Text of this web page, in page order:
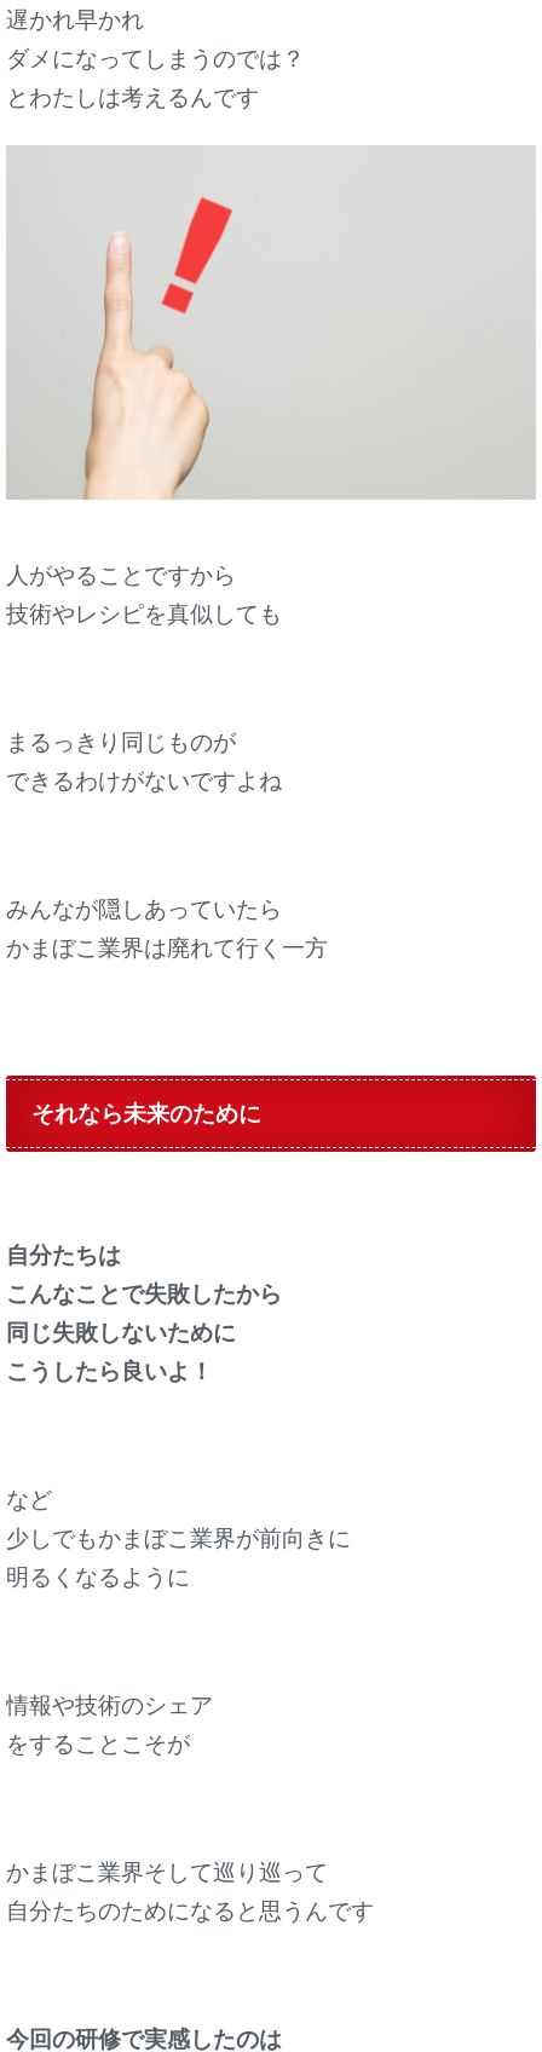
遅かれ早かれ
ダメになってしまうのでは？
とわたしは考えるんです
人がやることですから
技術やレシピを真似しても
まるっきり同じものが
できるわけがないですよね
みんなが隠しあっていたら
かまぼこ業界は廃れて行く一方
それなら未来のために
自分たちは
こんなことで失敗したから
同じ失敗しないために
こうしたら良いよ！
など
少しでもかまぼこ業界が前向きに
明るくなるように
情報や技術のシェア
をすることこそが
かまぼこ業界そして巡り巡って
自分たちのためになると思うんです
今回の研修で実感したのは